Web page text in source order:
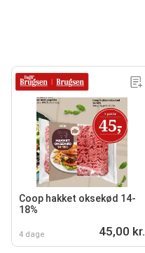
Coop hakket oksekød 14-
18%
4 dage 45,00 kr.